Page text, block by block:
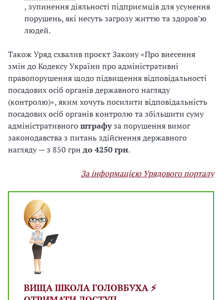
, зупинення діяльності підприємців для усунення
порушень, які несуть загрозу життю та здоров’ю
людей.
Також Уряд схвалив проєкт Закону «Про внесення
змін до Кодексу України про адміністративні
правопорушення щодо підвищення відповідальності
посадових осіб органів державного нагляду
(контролю)», яким хочуть посилити відповідальність
посадових осіб органів контролю та збільшити суму
адміністративногоштрафуза порушення вимог
законодавства з питань здійснення державного
нагляду — з 850 грн до 4250 грн.
За інформацією Урядового порталу
ВИЩА ШКОЛА ГОЛОВБУХА ⚡️